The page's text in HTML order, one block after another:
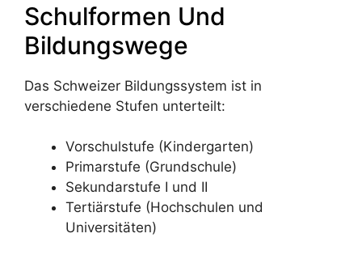
Schulformen Und
Bildungswege
Das Schweizer Bildungssystem ist in
verschiedene Stufen unterteilt:
Vorschulstufe (Kindergarten)
Primarstufe (Grundschule)
Sekundarstufe I und II
Tertiärstufe (Hochschulen und
Universitäten)